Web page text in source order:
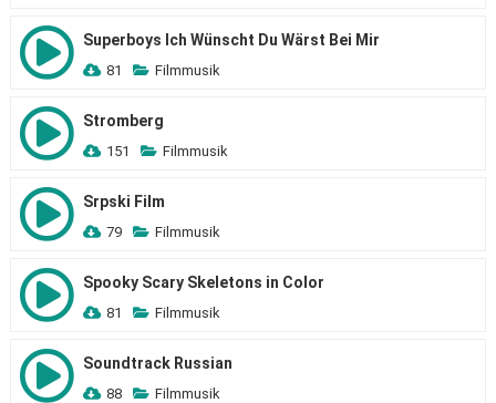
Superboys Ich Wünscht Du Wärst Bei Mir
81 Filmmusik
Stromberg
151 Filmmusik
Srpski Film
79 Filmmusik
Spooky Scary Skeletons in Color
81 Filmmusik
Soundtrack Russian
88 Filmmusik